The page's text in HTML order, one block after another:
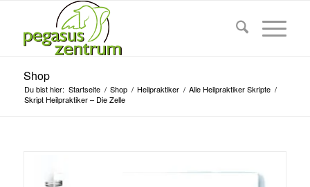
Shop
Du bist hier: Startseite / Shop / Heilpraktiker / Alle Heilpraktiker Skripte /
Skript Heilpraktiker – Die Zelle